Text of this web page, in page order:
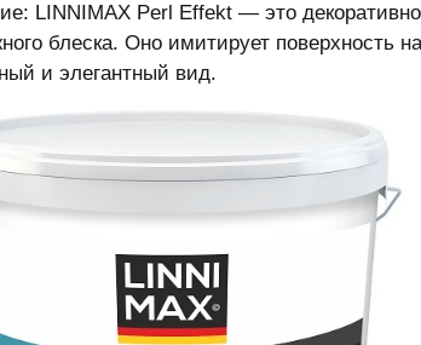
LINNIMAX Perl Effekt — это
блеска. Оно имитирует поверхность
и элегантный вид.